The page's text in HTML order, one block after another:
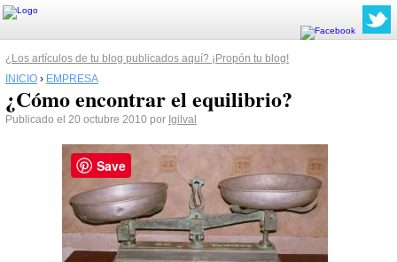
¿Los artículos de tu blog publicados aquí? ¡Propón tu blog!
INICIO › EMPRESA
¿Cómo encontrar el equilibrio?
Publicado el 20 octubre 2010 por Igilval
Save